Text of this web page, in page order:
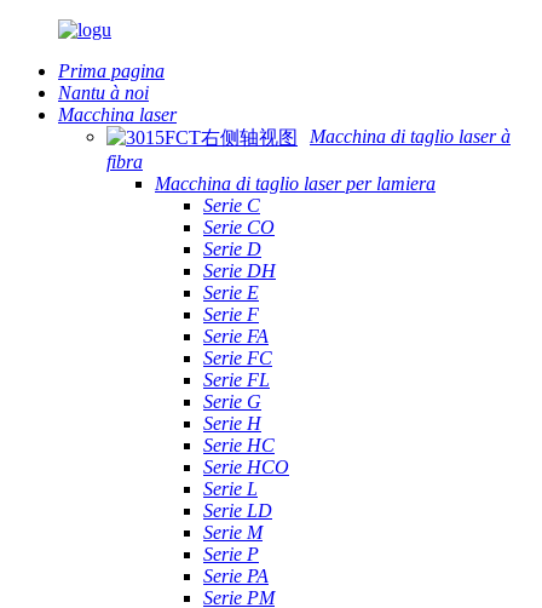
Prima pagina
Nantu à noi
Macchina laser
Macchina di taglio laser à
fibra
Macchina di taglio laser per lamiera
Serie C
Serie CO
Serie D
Serie DH
Serie E
Serie F
Serie FA
Serie FC
Serie FL
Serie G
Serie H
Serie HC
Serie HCO
Serie L
Serie LD
Serie M
Serie P
Serie PA
Serie PM